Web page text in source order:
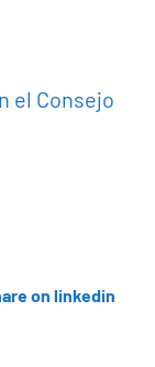
el Consejo